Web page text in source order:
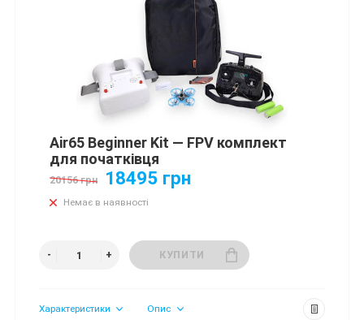
Air65 Beginner Kit — FPV комплект
для початківця
20156 грн 18495 грн
Немає в наявності
КУПИТИ
Характеристики Опис